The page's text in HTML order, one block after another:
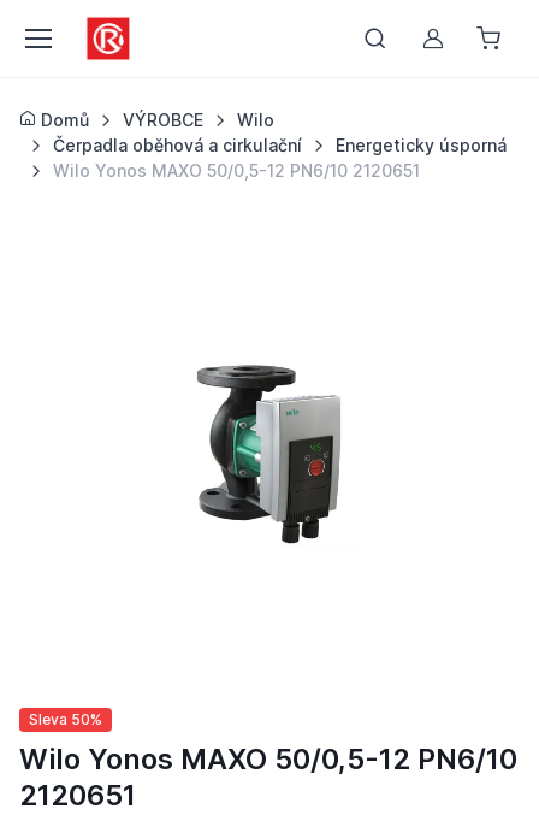
Můj účet
Domů VÝROBCE
Wilo
Čerpadla oběhová a cirkulační
Energeticky úsporná
Wilo Yonos MAXO 50/0,5-12 PN6/10 2120651
Sleva 50%
Wilo Yonos MAXO 50/0,5-12 PN6/10
2120651